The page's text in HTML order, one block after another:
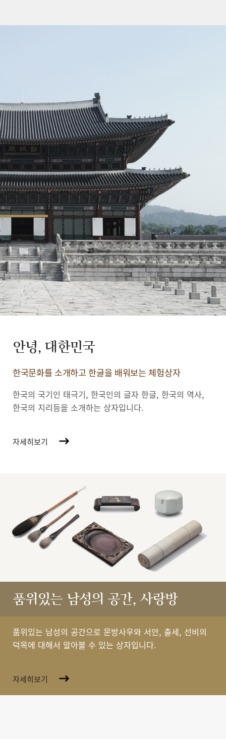
안녕, 대한민국
한국문화를 소개하고 한글을 배워보는 체험상자
한국의 국기인 태극기, 한국인의 글자 한글, 한국의 역사,
한국의 지리등을 소개하는 상자입니다.
자세히보기
품위있는 남성의 공간, 사랑방
품위있는 남성의 공간으로 문방사우와 서안, 출세, 선비의
덕목에 대해서 알아볼 수 있는 상자입니다.
자세히보기